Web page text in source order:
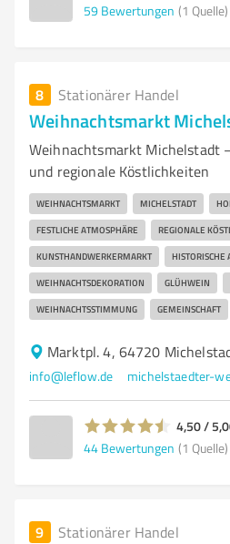
59 Bewertungen (1 Quelle)
8 Stationärer Handel
Weihnachtsmarkt
Weihnachtsmarkt Michelstadt
und regionale Köstlichkeiten
WEIHNACHTSMARKT MICHELSTADT
FESTLICHE ATMOSPHÄRE REGIONALE
KUNSTHANDWERKERMARKT HISTORISCHE
WEIHNACHTSDEKORATION GLÜHWEIN
WEIHNACHTSSTIMMUNG GEMEINSCHAFT
Marktpl. 4, 64720
info@leflow.de michelstaedter-
4,50 /
44 Bewertungen (1 Quelle)
9 Stationärer Handel